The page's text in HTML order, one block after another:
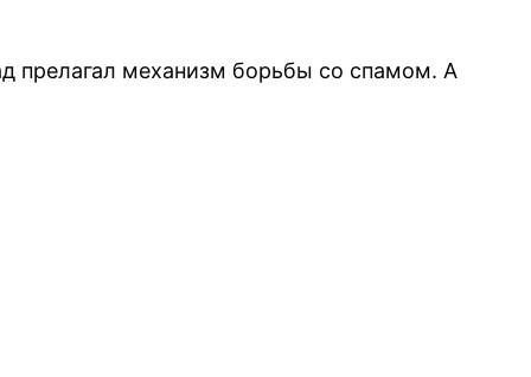
прелагал механизм борьбы со спамом. А